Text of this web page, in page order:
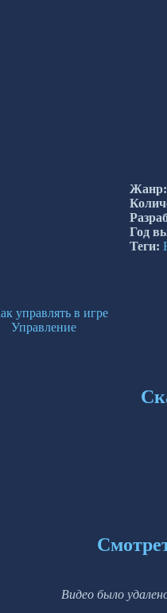
Жанр:
Год
Теги:
Управление
Видео было